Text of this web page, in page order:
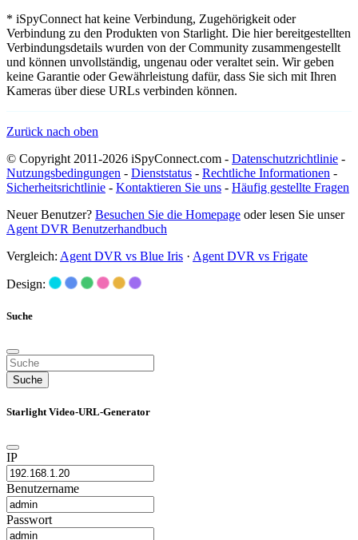
* iSpyConnect hat keine Verbindung, Zugehörigkeit oder
Verbindung zu den Produkten von Starlight. Die hier bereitgestellten
Verbindungsdetails wurden von der Community zusammengestellt
und können unvollständig, ungenau oder veraltet sein. Wir geben
keine Garantie oder Gewährleistung dafür, dass Sie sich mit Ihren
Kameras über diese URLs verbinden können.
Zurück nach oben
© Copyright 2011-2026 iSpyConnect.com - Datenschutzrichtlinie -
Nutzungsbedingungen - Dienststatus - Rechtliche Informationen -
Sicherheitsrichtlinie - Kontaktieren Sie uns - Häufig gestellte Fragen
Neuer Benutzer? Besuchen Sie die Homepage oder lesen Sie unser
Agent DVR Benutzerhandbuch
Vergleich: Agent DVR vs Blue Iris · Agent DVR vs Frigate
Design:
Suche
Suche
Starlight Video-URL-Generator
IP
Benutzername
Passwort